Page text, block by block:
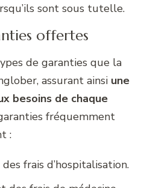
sont sous tutelle.
offertes
de garanties que la
assurant ainsi une
besoins de chaque
fréquemment
:
frais d’hospitalisation.